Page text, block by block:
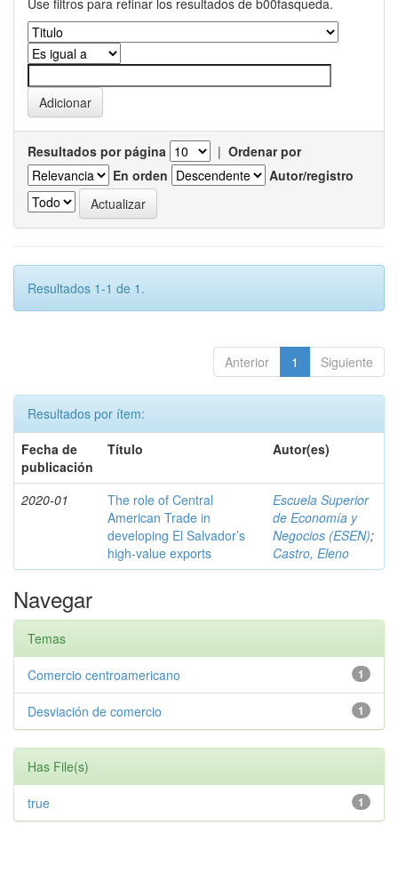
Use filtros para refinar los resultados de b00fasqueda.
Resultados por página | Ordenar por
En orden
Autor/registro
Resultados 1-1 de 1.
Anterior 1 Siguiente
Resultados por ítem:
Fecha de
publicación
Título Autor(es)
2020-01
The role of Central
American Trade in
developing El Salvador’s
high-value exports
Escuela Superior
de Economía y
Negocios (ESEN);
Castro, Eleno
Navegar
Temas
1
Comercio centroamericano
1
Desviación de comercio
Has File(s)
1
true